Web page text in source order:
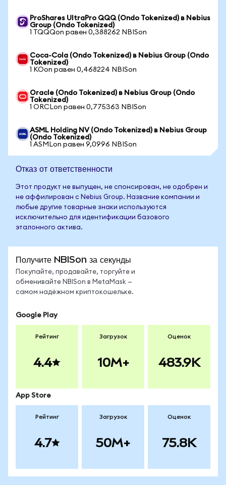
ProShares UltraPro QQQ (Ondo Tokenized) в Nebius
Group (Ondo Tokenized)
1 TQQQon равен 0,388262 NBISon
Coca-Cola (Ondo Tokenized) в Nebius Group (Ondo
Tokenized)
1 KOon равен 0,468224 NBISon
Oracle (Ondo Tokenized) в Nebius Group (Ondo
Tokenized)
1 ORCLon равен 0,775363 NBISon
ASML Holding NV (Ondo Tokenized) в Nebius Group
(Ondo Tokenized)
1 ASMLon равен 9,0996 NBISon
Отказ от ответственности
Этот продукт не выпущен, не спонсирован, не одобрен и
не аффилирован с Nebius Group. Название компании и
любые другие товарные знаки используются
исключительно для идентификации базового
эталонного актива.
Получите NBISon за секунды
Покупайте, продавайте, торгуйте и
обменивайте NBISon в MetaMask —
самом надёжном криптокошельке.
Google Play
Рейтинг
4.4
Загрузок
10M+
Оценок
483.9K
App Store
Рейтинг
4.7
Загрузок
50M+
Оценок
75.8K